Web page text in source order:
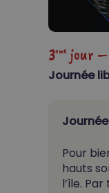
3eme jour –
Journée
Pour
hauts
l’île. Par